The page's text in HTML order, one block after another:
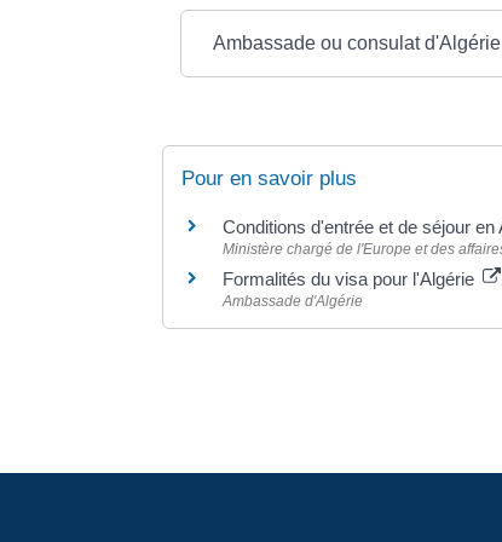
Ambassade ou consulat
Pour en savoir plus
Conditions d'entrée et de séjour en
Ministère chargé de l'Europe et des
Formalités du visa pour l'Algérie
Ambassade d'Algérie